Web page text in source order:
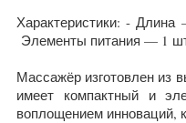
Характеристики: -
Элементы питания — 1
Массажёр изготовлен из
имеет компактный и
воплощением инноваций,